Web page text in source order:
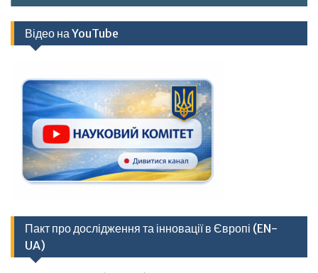
Відео на YouTube
Пакт про дослідження та інновації в Європі (EN-
UA)